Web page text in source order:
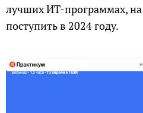
лучших ИT-программах,
поступить в 2024 году.